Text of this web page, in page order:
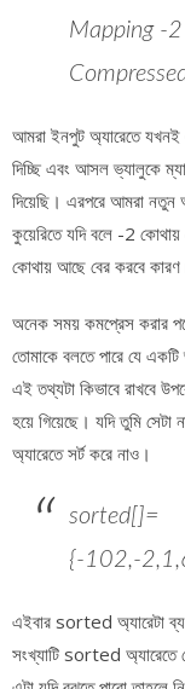
Mapping -
আমরা ইনপুট অ্যারেতে যখনই
দিচ্ছি এবং আসল ভ্যালুকে
দিয়েছি। এরপরে আমরা নতুন
কুয়েরিতে যদি বলে -2
কোথায় আছে বের করবে
অনেক সময় কমপ্রেস করার
তোমাকে বলতে পারে যে
এই তথ্যটা কিভাবে রাখবে
হয়ে গিয়েছে। যদি তুমি
অ্যারেতে সর্ট করে নাও।
sorted[]=
{-102,-
এইবার sorted অ্যারেটা
সংখ্যাটি sorted অ্যারেতে